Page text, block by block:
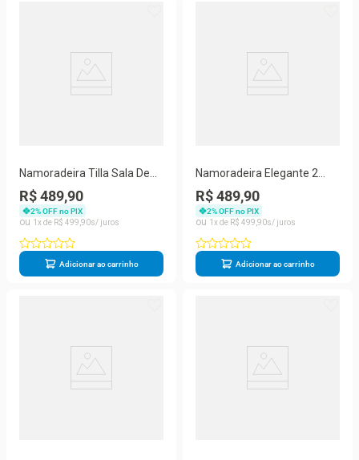
Namoradeira Tilla Sala De
Estar Tecido Suede Balaqui
Decor azul Marinho
R$ 489,90
2% OFF no PIX
1
R$ 499 90
Adicionar ao carrinho
Namoradeira Elegante 2
Lugares Sala De Estar
Balaqui Decor marsala
R$ 489,90
2% OFF no PIX
1
R$ 499 90
Adicionar ao carrinho